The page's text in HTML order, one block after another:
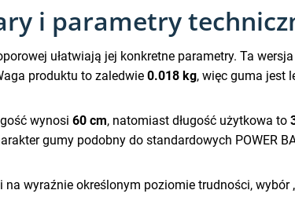
i parametry
ułatwiają jej konkretne parametry. Ta
produktu to zaledwie 0.018 kg, więc guma jest
wynosi 60 cm, natomiast długość użytkowa to
gumy podobny do standardowych POWER
na wyraźnie określonym poziomie trudności,